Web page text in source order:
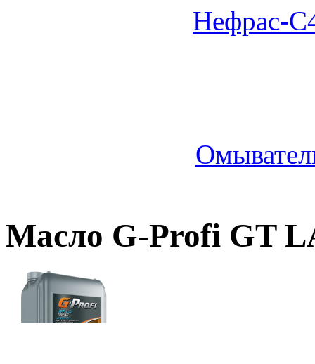
Нефрас-
Масло G-Profi GT